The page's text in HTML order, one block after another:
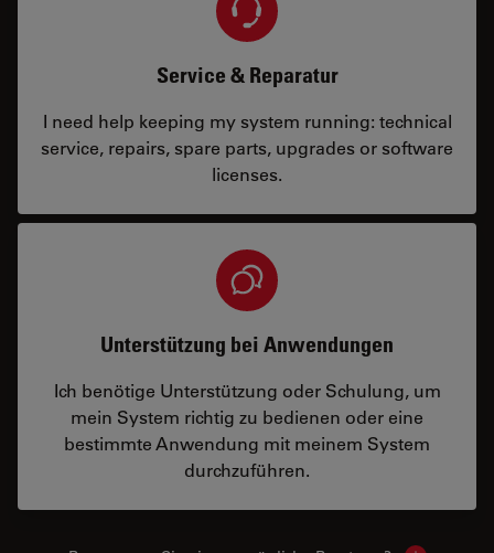
Service & Reparatur
I need help keeping my system running: technical
service, repairs, spare parts, upgrades or software
licenses.
Unterstützung bei Anwendungen
Ich benötige Unterstützung oder Schulung, um
mein System richtig zu bedienen oder eine
bestimmte Anwendung mit meinem System
durchzuführen.